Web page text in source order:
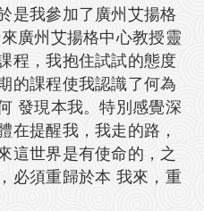
是我參加了廣州艾揚格
廣州艾揚格中心教授靈
程，我抱住試試的態度
的課程使我認識了何為
發現本我。特別感覺深
在提醒我，我走的路，
這世界是有使命的，之
必須重歸於本 我來，重